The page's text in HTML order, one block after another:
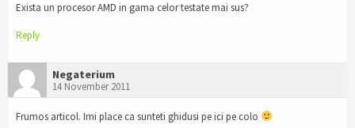
Exista un procesor AMD in gama celor testate mai sus?
Reply
Negaterium
14 November 2011
Frumos articol. Imi place ca sunteti ghidusi pe ici pe colo